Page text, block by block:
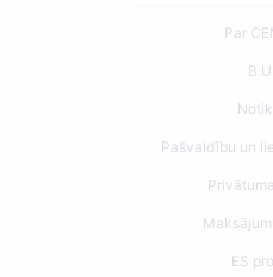
Par
Pašvaldību un
ES